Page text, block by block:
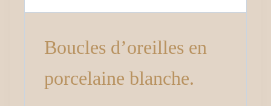
Boucles d’oreilles en
porcelaine blanche.